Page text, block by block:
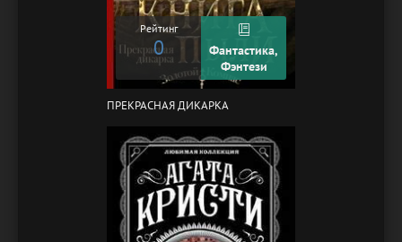
Рейтинг
0
Фантастика,
Фэнтези
ПРЕКРАСНАЯ ДИКАРКА